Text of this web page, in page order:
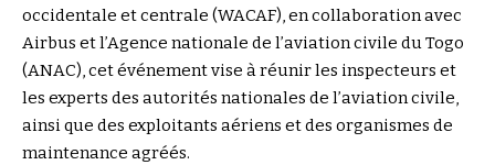
occidentale et centrale (WACAF), en collaboration avec
Airbus et l’Agence nationale de l’aviation civile du Togo
(ANAC), cet événement vise à réunir les inspecteurs et
les experts des autorités nationales de l’aviation civile,
ainsi que des exploitants aériens et des organismes de
maintenance agréés.